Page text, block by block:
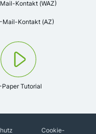
kontaktieren Sie uns via
Kontakt (WAZ)
Mail-Kontakt (AZ)
Paper Tutorial
Cookie-